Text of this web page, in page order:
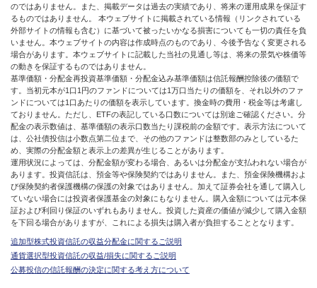
のではありません。また、掲載データは過去の実績であり、将来の運用成果を保証す
るものではありません。 本ウェブサイトに掲載されている情報（リンクされている
外部サイトの情報も含む）に基づいて被ったいかなる損害についても一切の責任を負
いません。本ウェブサイトの内容は作成時点のものであり、今後予告なく変更される
場合があります。本ウェブサイトに記載した当社の見通し等は、将来の景気や株価等
の動きを保証するものではありません。
基準価額・分配金再投資基準価額・分配金込み基準価額は信託報酬控除後の価額で
す。当初元本が1口1円のファンドについては1万口当たりの価額を、それ以外のファ
ンドについては1口あたりの価額を表示しています。換金時の費用・税金等は考慮し
ておりません。ただし、ETFの表記している口数については別途ご確認ください。分
配金の表示数値は、基準価額の表示口数当たり課税前の金額です。表示方法について
は、公社債投信は小数点第二位まで、その他のファンドは整数部のみとしているた
め、実際の分配金額と表示上の差異が生じることがあります。
運用状況によっては、分配金額が変わる場合、あるいは分配金が支払われない場合が
あります。投資信託は、預金等や保険契約ではありません。また、預金保険機構およ
び保険契約者保護機構の保護の対象ではありません。加えて証券会社を通して購入し
ていない場合には投資者保護基金の対象にもなりません。購入金額については元本保
証および利回り保証のいずれもありません。投資した資産の価値が減少して購入金額
を下回る場合がありますが、これによる損失は購入者が負担することとなります。
追加型株式投資信託の収益分配金に関するご説明
通貨選択型投資信託の収益/損失に関するご説明
公募投信の信託報酬の決定に関する考え方について